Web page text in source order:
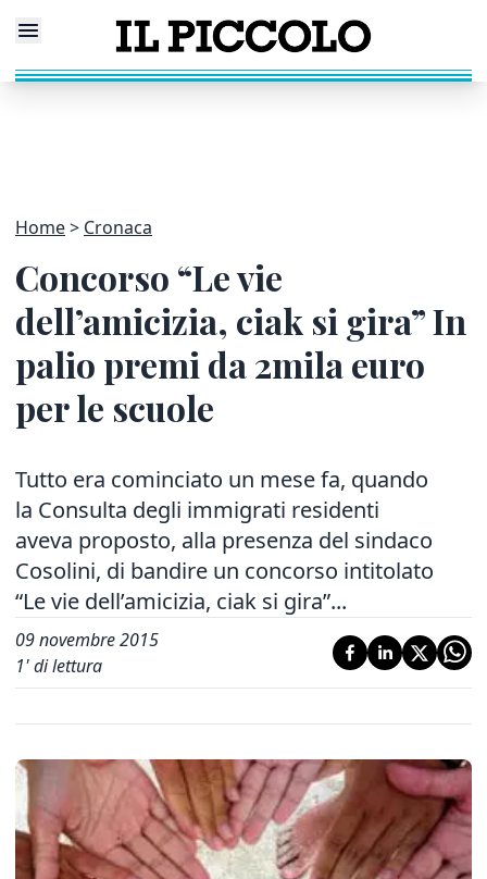
Home Cronaca
Concorso “Le vie
dell’amicizia, ciak si gira” In
palio premi da 2mila euro
per le scuole
Tutto era cominciato un mese fa, quando
la Consulta degli immigrati residenti
aveva proposto, alla presenza del sindaco
Cosolini, di bandire un concorso intitolato
“Le vie dell’amicizia, ciak si gira”...
09 novembre 2015
1' di lettura